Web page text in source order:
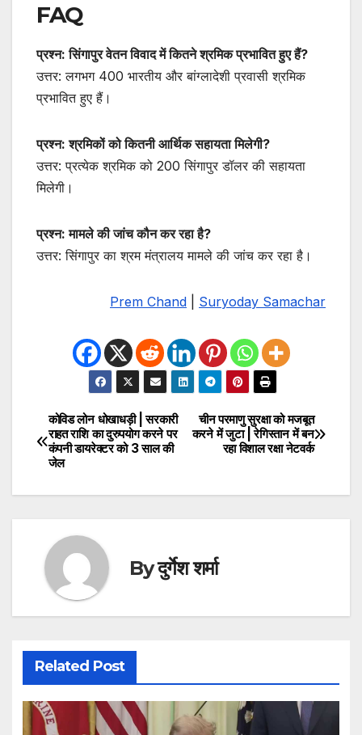
FAQ
प्रश्न: सिंगापुर वेतन विवाद में कितने श्रमिक प्रभावित हुए हैं?
उत्तर: लगभग 400 भारतीय और बांग्लादेशी प्रवासी श्रमिक
प्रभावित हुए हैं।
प्रश्न: श्रमिकों को कितनी आर्थिक सहायता मिलेगी?
उत्तर: प्रत्येक श्रमिक को 200 सिंगापुर डॉलर की सहायता
मिलेगी।
प्रश्न: मामले की जांच कौन कर रहा है?
उत्तर: सिंगापुर का श्रम मंत्रालय मामले की जांच कर रहा है।
Prem Chand Suryoday Samachar
Post
navigation
चीन परमाणु सुरक्षा को मजबूत
करने में जुटा | रेगिस्तान में बन
रहा विशाल रक्षा नेटवर्क
कोविड लोन धोखाधड़ी | सरकारी
राहत राशि का दुरुपयोग करने पर
कंपनी डायरेक्टर को 3 साल की
जेल
Byदुर्गेश शर्मा
Related Post